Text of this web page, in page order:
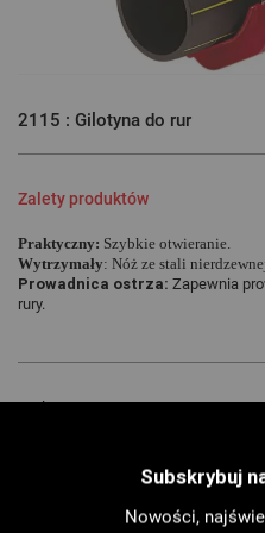
2115 : Gilotyna do rur
Zalety produktów
Praktyczny: Szybkie otwieranie.
Wytrzymały: Nóż ze stali
Prowadnica ostrza: Zapewnia
rury.
Maks...
początek
Subskrybuj
Nowości,